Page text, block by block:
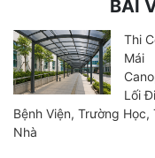
BÀI
Thi
Mái
Lối
Bệnh Viện, Trường Học,
Nhà